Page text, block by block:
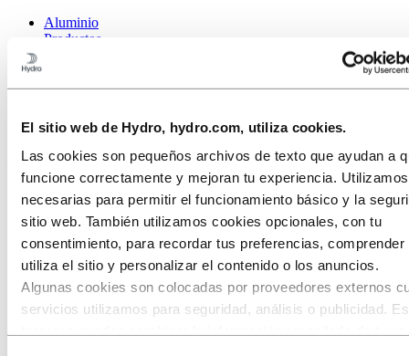
El sitio web de Hydro, hydro.com, utiliza cookies.
Las cookies son pequeños archivos de texto que ayudan a
funcione correctamente y mejoran tu experiencia.
necesarias para permitir el funcionamiento básico y la
sitio web. También utilizamos cookies opcionales, con tu
consentimiento, para recordar tus preferencias, comprender
utiliza el sitio y personalizar el contenido o los anuncios.
Algunas cookies son colocadas por proveedores externos
servicios utilizamos para seguridad, análisis o publicidad.
Aluminio
Productos
Sistemas de construcción
sistemas completos para el equipamiento del edificio.